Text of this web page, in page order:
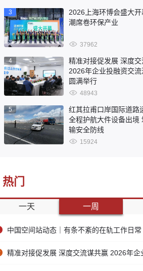
3
2026上海环博会盛大
潮席卷环保产业
37962
4
精准对接促发展 深度
2026年企业投融资交流
圆满举行
48943
5
红其拉甫口岸国际道路
全程护航大件设备出境
输安全防线
15924
热门
一天 一周
中国空间站动态｜有条不紊的在轨工作日常
精准对接促发展 深度交流谋共赢 2026年企业投融资交流活动